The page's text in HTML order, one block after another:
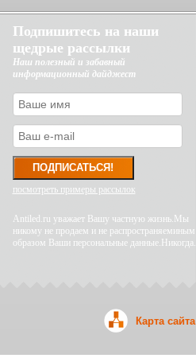
Подпишитесь на наши
щедрые рассылки
Наш полезный и забавный
информационный дайджест
посмотреть примеры рассылок
Antiled.ru уважает Вашу частную жизнь.Мы
никому не продаем и не распространяеминым
образом Ваши персональные данные.Никогда.
Карта сайта